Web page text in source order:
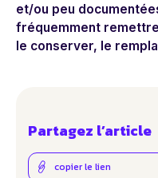
et/ou peu
fréquemment
le conserver, le
Partagez l’article
copier le lien